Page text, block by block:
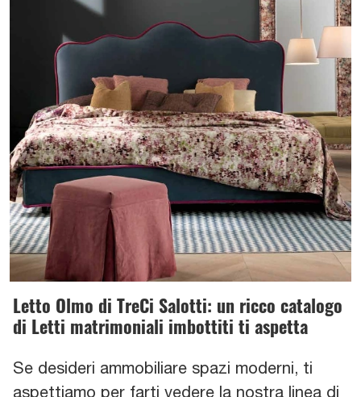
Letto Olmo di TreCi Salotti: un ricco catalogo
di Letti matrimoniali imbottiti ti aspetta
Se desideri ammobiliare spazi moderni, ti
aspettiamo per farti vedere la nostra linea di